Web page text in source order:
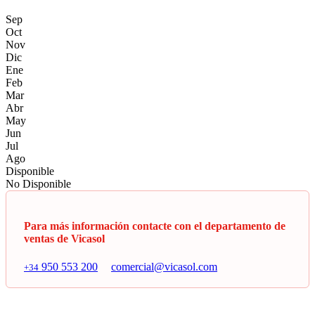
Sep
Oct
Nov
Dic
Ene
Feb
Mar
Abr
May
Jun
Jul
Ago
Disponible
No Disponible
Para más información contacte con el departamento de
ventas de Vicasol
+34 950 553 200 comercial@vicasol.com